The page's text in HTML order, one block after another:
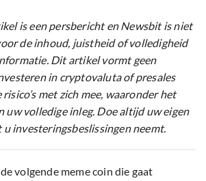
is een persbericht en Newsbit is niet
de inhoud, juistheid of volledigheid
Dit artikel vormt geen
in cryptovaluta of presales
met zich mee, waaronder het
uw volledige inleg. Doe altijd uw eigen
investeringsbeslissingen neemt.
volgende meme coin die gaat